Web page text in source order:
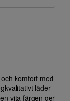
komfort med
läder
vita färgen ger